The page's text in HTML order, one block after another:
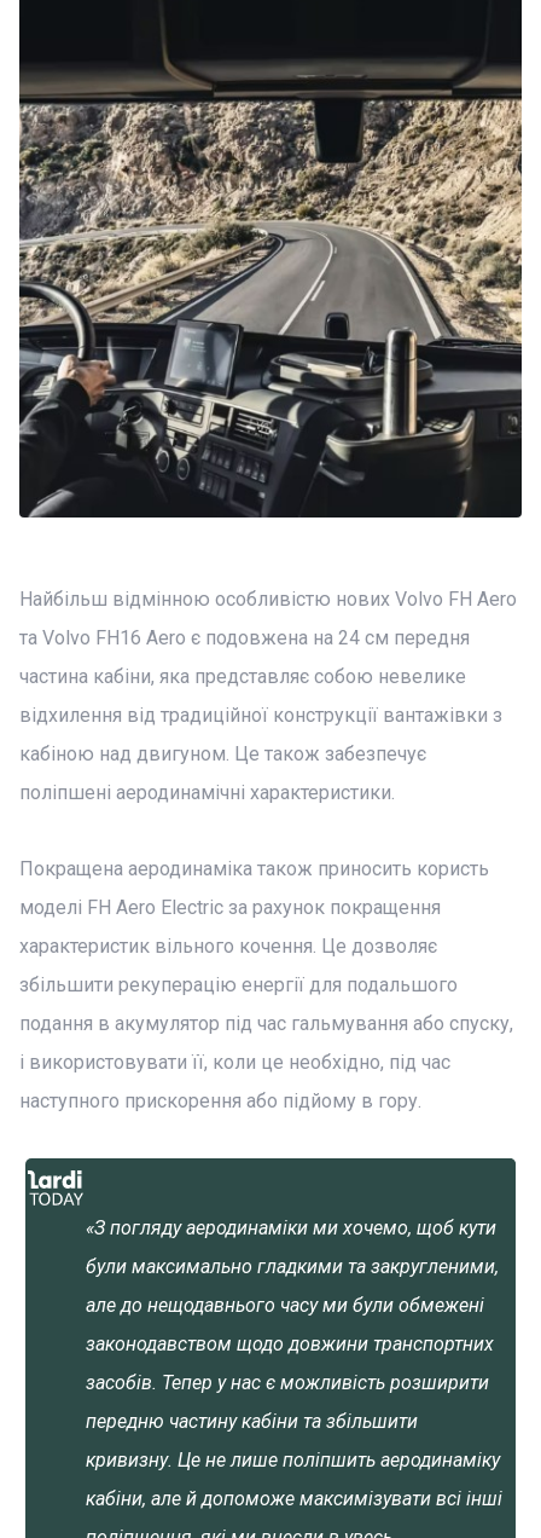
Найбільш відмінною особливістю нових Volvo FH Aero
та Volvo FH16 Aero є подовжена на 24 см передня
частина кабіни, яка представляє собою невелике
відхилення від традиційної конструкції вантажівки з
кабіною над двигуном. Це також забезпечує
поліпшені аеродинамічні характеристики.
Покращена аеродинаміка також приносить користь
моделі FH Aero Electric за рахунок покращення
характеристик вільного кочення. Це дозволяє
збільшити рекуперацію енергії для подальшого
подання в акумулятор під час гальмування або спуску,
і використовувати її, коли це необхідно, під час
наступного прискорення або підйому в гору.
«З погляду аеродинаміки ми хочемо, щоб кути
були максимально гладкими та закругленими,
але до нещодавнього часу ми були обмежені
законодавством щодо довжини транспортних
засобів. Тепер у нас є можливість розширити
передню частину кабіни та збільшити
кривизну. Це не лише поліпшить аеродинаміку
кабіни, але й допоможе максимізувати всі інші